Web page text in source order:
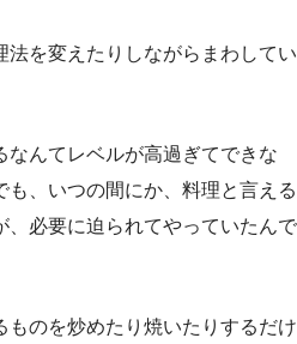
を変えたりしながらまわしてい
んてレベルが高過ぎてできな
も、いつの間にか、料理と言える
、必要に迫られてやっていたんで
ものを炒めたり焼いたりするだけ